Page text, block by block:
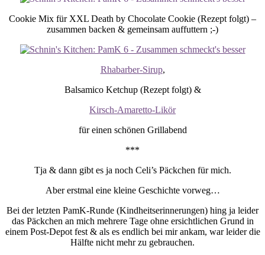
Cookie Mix für XXL Death by Chocolate Cookie (Rezept folgt) –
zusammen backen & gemeinsam auffuttern ;-)
Rhabarber-Sirup,
Balsamico Ketchup (Rezept folgt) &
Kirsch-Amaretto-Likör
für einen schönen Grillabend
***
Tja & dann gibt es ja noch Celi’s Päckchen für mich.
Aber erstmal eine kleine Geschichte vorweg…
Bei der letzten PamK-Runde (Kindheitserinnerungen) hing ja leider
das Päckchen an mich mehrere Tage ohne ersichtlichen Grund in
einem Post-Depot fest & als es endlich bei mir ankam, war leider die
Hälfte nicht mehr zu gebrauchen.